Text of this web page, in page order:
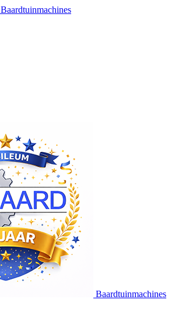
Baardtuinmachines
Baardtuinmachines